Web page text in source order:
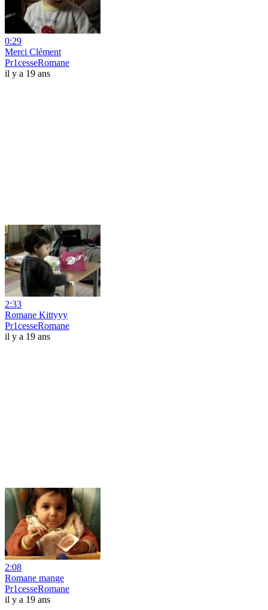
0:29
Merci Clément
Pr1cesseRomane
il y a 19 ans
2:33
Romane Kittyyy
Pr1cesseRomane
il y a 19 ans
2:08
Romane mange
Pr1cesseRomane
il y a 19 ans